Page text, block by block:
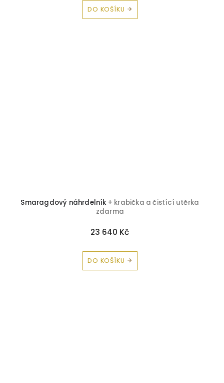
DO KOŠÍKU
Smaragdový náhrdelník + krabička a čistící utěrka
zdarma
23 640 Kč
DO KOŠÍKU